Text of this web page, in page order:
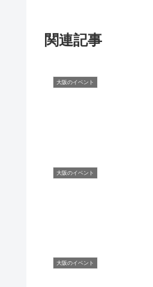
関連記事
大阪のイベント
大阪のイベント
大阪のイベント